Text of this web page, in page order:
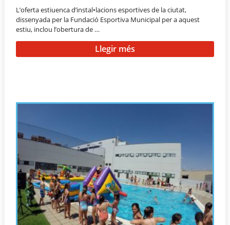
L’oferta estiuenca d’instal•lacions esportives de la ciutat,
dissenyada per la Fundació Esportiva Municipal per a aquest
estiu, inclou l’obertura de …
Llegir més